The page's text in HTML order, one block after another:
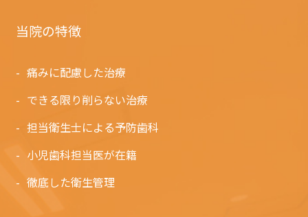
当院の特徴
痛みに配慮した治療
できる限り削らない治療
担当衛生士による予防歯科
小児歯科担当医が在籍
徹底した衛生管理